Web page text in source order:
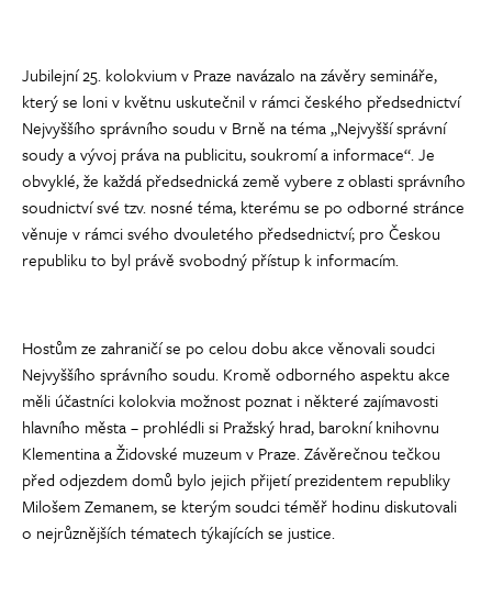
Jubilejní 25. kolokvium v Praze navázalo na závěry semináře,
který se loni v květnu uskutečnil v rámci českého předsednictví
Nejvyššího správního soudu v Brně na téma „Nejvyšší správní
soudy a vývoj práva na publicitu, soukromí a informace“. Je
obvyklé, že každá předsednická země vybere z oblasti správního
soudnictví své tzv. nosné téma, kterému se po odborné stránce
věnuje v rámci svého dvouletého předsednictví; pro Českou
republiku to byl právě svobodný přístup k informacím.
Hostům ze zahraničí se po celou dobu akce věnovali soudci
Nejvyššího správního soudu. Kromě odborného aspektu akce
měli účastníci kolokvia možnost poznat i některé zajímavosti
hlavního města – prohlédli si Pražský hrad, barokní knihovnu
Klementina a Židovské muzeum v Praze. Závěrečnou tečkou
před odjezdem domů bylo jejich přijetí prezidentem republiky
Milošem Zemanem, se kterým soudci téměř hodinu diskutovali
o nejrůznějších tématech týkajících se justice.